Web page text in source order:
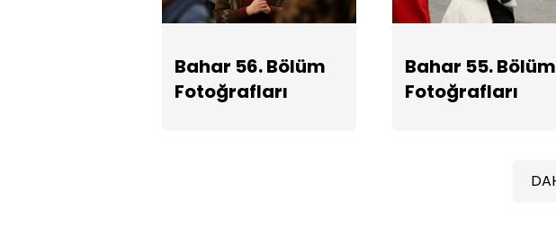
Bahar 56. Bölüm
Fotoğrafları
Bahar 55. Bölüm
Fotoğrafları